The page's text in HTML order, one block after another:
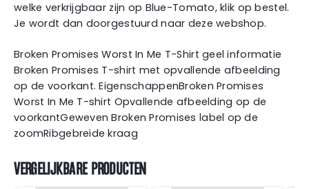
welke verkrijgbaar zijn op Blue-Tomato, klik op bestel.
Je wordt dan doorgestuurd naar deze webshop.
Broken Promises Worst In Me T-Shirt geel informatie
Broken Promises T-shirt met opvallende afbeelding
op de voorkant. EigenschappenBroken Promises
Worst In Me T-shirt Opvallende afbeelding op de
voorkantGeweven Broken Promises label op de
zoomRibgebreide kraag
VERGELIJKBARE PRODUCTEN